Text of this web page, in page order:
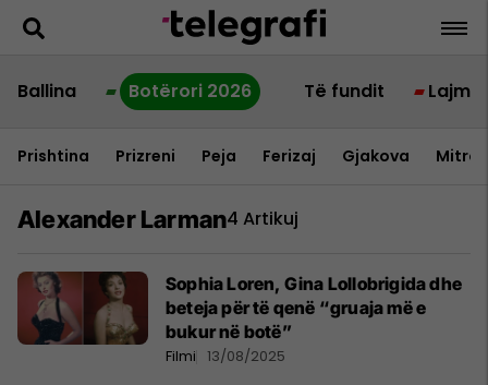
Ballina Botërori 2026 Të fundit Lajme
Prishtina Prizreni Peja Ferizaj Gjakova
Alexander Larman4 Artikuj
Sophia Loren, Gina Lollobrigida dhe
beteja për të qenë “gruaja më e
bukur në botë”
Filmi 13/08/2025